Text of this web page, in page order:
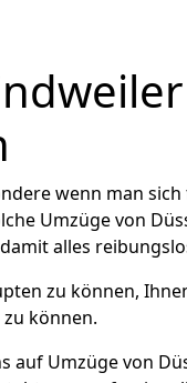
wenn man
Umzüge von
alles
zu können,
können.
auf Umzüge von